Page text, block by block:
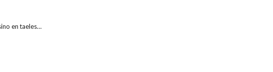
en taeles…